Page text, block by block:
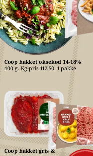
Coop hakket oksekød 14-18%
400 g. Kg-pris 112,50. 1 pakke
Coop hakket gris &